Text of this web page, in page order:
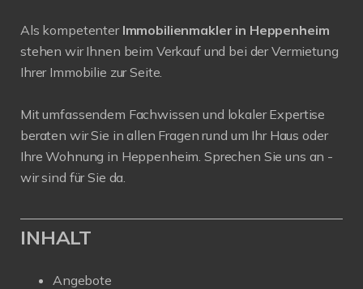
Als kompetenter Immobilienmakler in Heppenheim
stehen wir Ihnen beim Verkauf und bei der Vermietung
Ihrer Immobilie zur Seite.
Mit umfassendem Fachwissen und lokaler Expertise
beraten wir Sie in allen Fragen rund um Ihr Haus oder
Ihre Wohnung in Heppenheim. Sprechen Sie uns an -
wir sind für Sie da.
INHALT
Angebote